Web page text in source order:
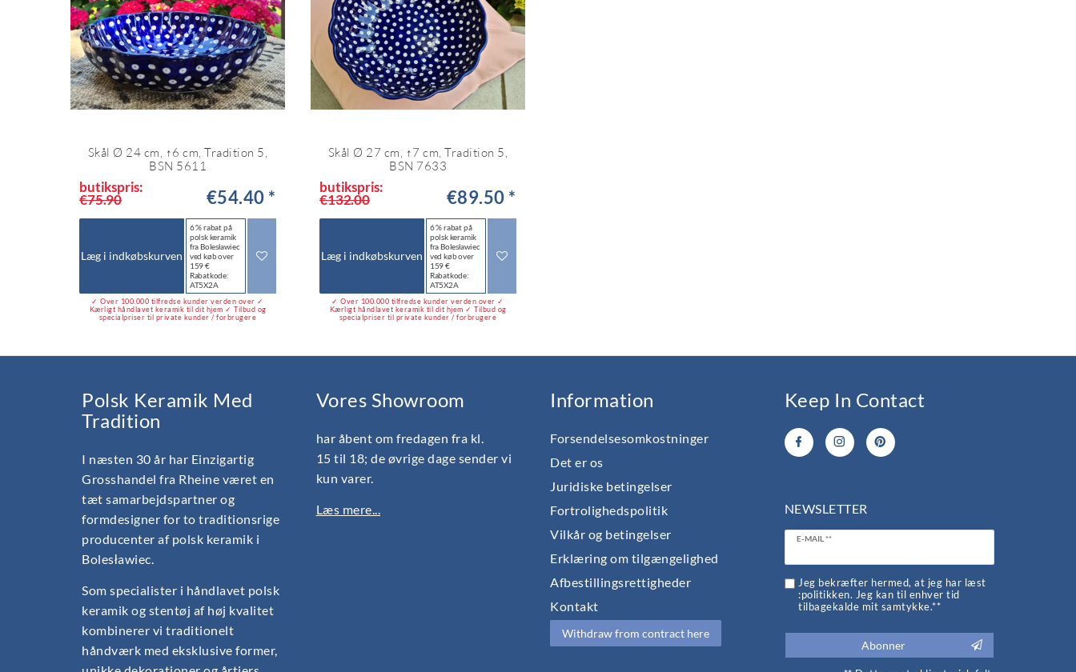
Skål Ø 24 cm, ↑6 cm, Tradition 5,
BSN 5611
butikspris:
€75.90 €54.40 *
Læg i indkøbskurven
6 % rabat på
polsk keramik
fra Bolesławiec
ved køb over
159 €
Rabatkode:
AT5X2A
✓ Over 100.000 tilfredse kunder verden over ✓
Kærligt håndlavet keramik til dit hjem ✓ Tilbud og
specialpriser til private kunder / forbrugere
Skål Ø 27 cm, ↑7 cm, Tradition 5,
BSN 7633
butikspris:
€132.00 €89.50 *
Læg i indkøbskurven
6 % rabat på
polsk keramik
fra Bolesławiec
ved køb over
159 €
Rabatkode:
AT5X2A
✓ Over 100.000 tilfredse kunder verden over ✓
Kærligt håndlavet keramik til dit hjem ✓ Tilbud og
specialpriser til private kunder / forbrugere
Polsk Keramik Med
Tradition
I næsten 30 år har Einzigartig
Grosshandel fra Rheine været en
tæt samarbejdspartner og
formdesigner for to traditionsrige
producenter af polsk keramik i
Bolesławiec.
Som specialister i håndlavet polsk
keramik og stentøj af høj kvalitet
kombinerer vi traditionelt
håndværk med eksklusive former,
Vores Showroom
har åbent om fredagen fra kl.
15 til 18; de øvrige dage sender vi
kun varer.
Læs mere...
Information
Forsendelsesomkostninger
Det er os
Juridiske betingelser
Fortrolighedspolitik
Vilkår og betingelser
Erklæring om tilgængelighed
Afbestillingsrettigheder
Kontakt
Withdraw from contract here
Keep In Contact
NEWSLETTER
E-MAIL **
Ceres::Template.newsletterHoneypotLabel
Jeg bekræfter hermed, at jeg har læst
:politikken. Jeg kan til enhver tid
tilbagekalde mit samtykke.**
Abonner